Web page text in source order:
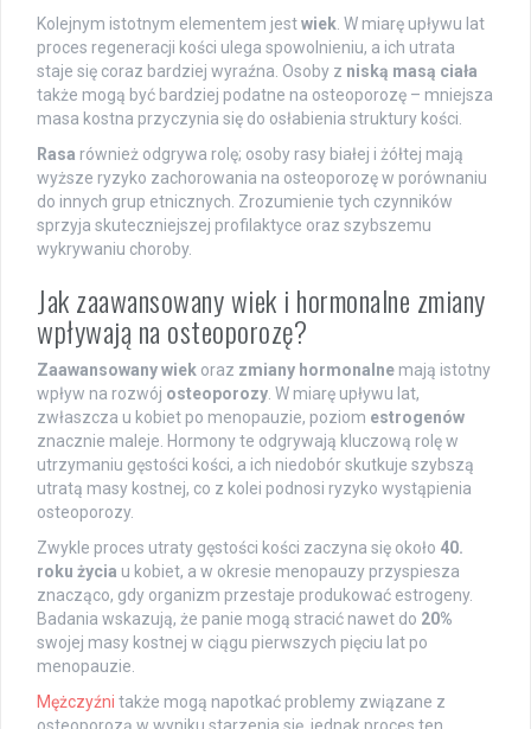
Kolejnym istotnym elementem jestwiek . W miarę upływu lat
proces regeneracji kości ulega spowolnieniu, a ich utrata
staje się coraz bardziej wyraźna. Osoby z niską masą ciała
także mogą być bardziej podatne na osteoporozę – mniejsza
masa kostna przyczynia się do osłabienia struktury kości.
Rasa również odgrywa rolę; osoby rasy białej i żółtej mają
wyższe ryzyko zachorowania na osteoporozę w porównaniu
do innych grup etnicznych. Zrozumienie tych czynników
sprzyja skuteczniejszej profilaktyce oraz szybszemu
wykrywaniu choroby.
Jak zaawansowany wiek i hormonalne zmiany
wpływają na osteoporozę?
Zaawansowany wiek oraz zmiany hormonalne mają istotny
wpływ na rozwój osteoporozy . W miarę upływu lat,
zwłaszcza u kobiet po menopauzie, poziom estrogenów
znacznie maleje. Hormony te odgrywają kluczową rolę w
utrzymaniu gęstości kości, a ich niedobór skutkuje szybszą
utratą masy kostnej, co z kolei podnosi ryzyko wystąpienia
osteoporozy.
Zwykle proces utraty gęstości kości zaczyna się około 40.
roku życia u kobiet, a w okresie menopauzy przyspiesza
znacząco, gdy organizm przestaje produkować estrogeny.
Badania wskazują, że panie mogą stracić nawet do 20%
swojej masy kostnej w ciągu pierwszych pięciu lat po
menopauzie.
Mężczyźni także mogą napotkać problemy związane z
osteoporozą w wyniku starzenia się, jednak proces ten